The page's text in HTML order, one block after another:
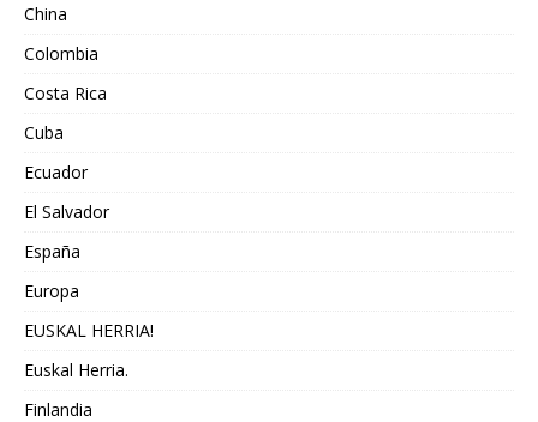
China
Colombia
Costa Rica
Cuba
Ecuador
El Salvador
España
Europa
EUSKAL HERRIA!
Euskal Herria.
Finlandia